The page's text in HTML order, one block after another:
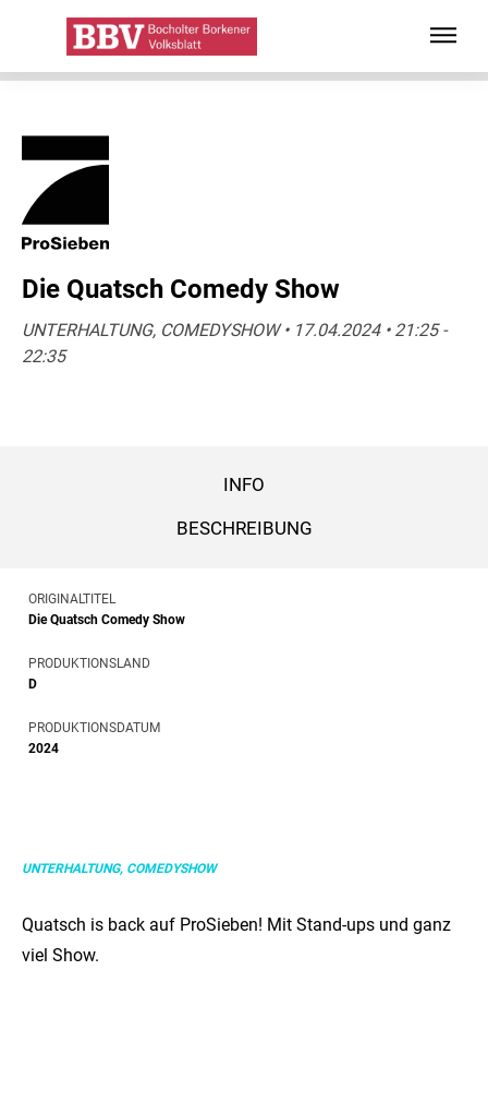
Die Quatsch Comedy Show
UNTERHALTUNG, COMEDYSHOW • 17.04.2024 • 21:25 -
22:35
INFO
BESCHREIBUNG
ORIGINALTITEL
Die Quatsch Comedy Show
PRODUKTIONSLAND
D
PRODUKTIONSDATUM
2024
UNTERHALTUNG, COMEDYSHOW
Quatsch is back auf ProSieben! Mit Stand-ups und ganz
viel Show.